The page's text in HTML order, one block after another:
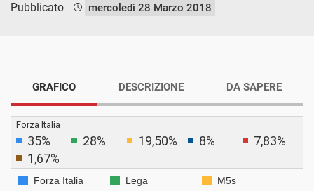
Pubblicato mercoledì 28 Marzo 2018
GRAFICO DESCRIZIONE DA SAPERE